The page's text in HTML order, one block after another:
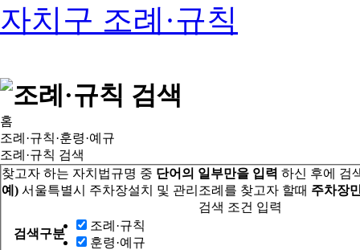
자치구 조례·규칙
홈
조례·규칙·훈령·예규
조례·규칙 검색
찾고자 하는 자치법규명 중 단어의 일부만을 입력 하신 후에 검
예) 서울특별시 주차장설치 및 관리조례를 찾고자 할때 주차장
검색 조건 입력
검색구분
조례·규칙
훈령·예규